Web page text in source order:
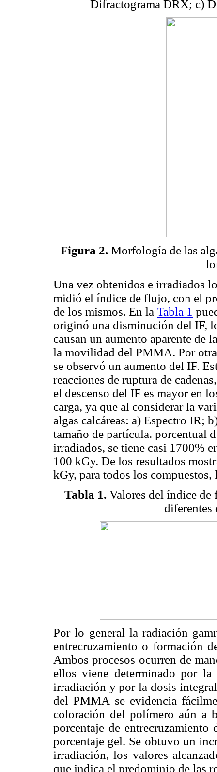
Difractograma DRX; c)
Figura 2. Morfología de las
Una vez obtenidos e irradiados
midió el índice de flujo, con el
de los mismos. En la Tabla 1
originó una disminución del IF,
causan un aumento aparente de
la movilidad del PMMA. Por
se observó un aumento del IF.
reacciones de ruptura de
el descenso del IF es mayor en
carga, ya que al considerar la
algas calcáreas: a) Espectro IR;
tamaño de partícula. porcentual
irradiados, se tiene casi 1700%
100 kGy. De los resultados
kGy, para todos los
Tabla 1. Valores del índice
diferentes
Por lo general la radiación
entrecruzamiento o formación
Ambos procesos ocurren de
ellos viene determinado por
irradiación y por la dosis
del PMMA se evidencia
coloración del polímero aún a
porcentaje de
porcentaje gel. Se obtuvo un
irradiación, los valores
que indica el predominio de las